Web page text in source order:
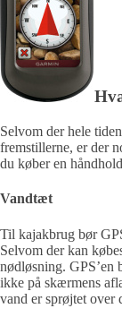
Selvom der hele
fremstillerne, er der
du køber en
Vandtæt
Til kajakbrug bør
Selvom der kan
nødløsning.
ikke på skærmens
vand er sprøjtet over